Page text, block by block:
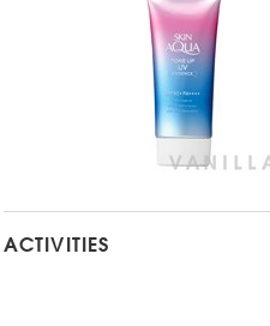
ACTIVITIES